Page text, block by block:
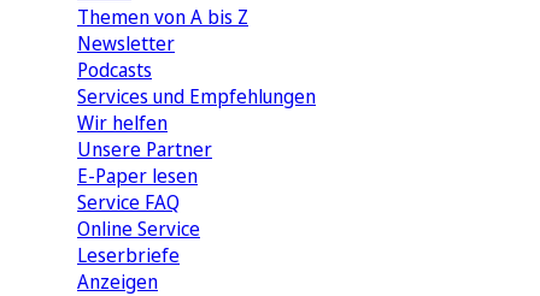
Themen von A bis Z
Newsletter
Podcasts
Services und Empfehlungen
Wir helfen
Unsere Partner
E-Paper lesen
Service FAQ
Online Service
Leserbriefe
Anzeigen